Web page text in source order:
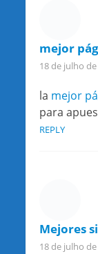
mejor
18 de julho de
la mejor
para
REPLY
Mejores
18 de julho de